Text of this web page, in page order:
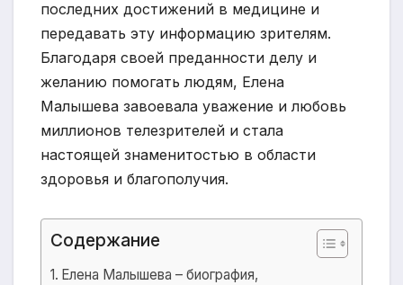
последних достижений в медицине и
передавать эту информацию зрителям.
Благодаря своей преданности делу и
желанию помогать людям, Елена
Малышева завоевала уважение и любовь
миллионов телезрителей и стала
настоящей знаменитостью в области
здоровья и благополучия.
Содержание
Елена Малышева – биография,